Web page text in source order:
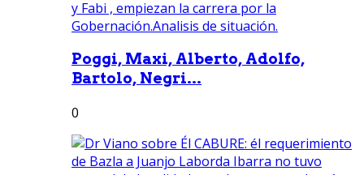
Poggi, Maxi, Alberto, Adolfo,
Bartolo, Negri...
0